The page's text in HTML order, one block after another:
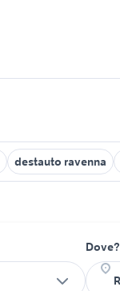
destauto ravenna
Dove?